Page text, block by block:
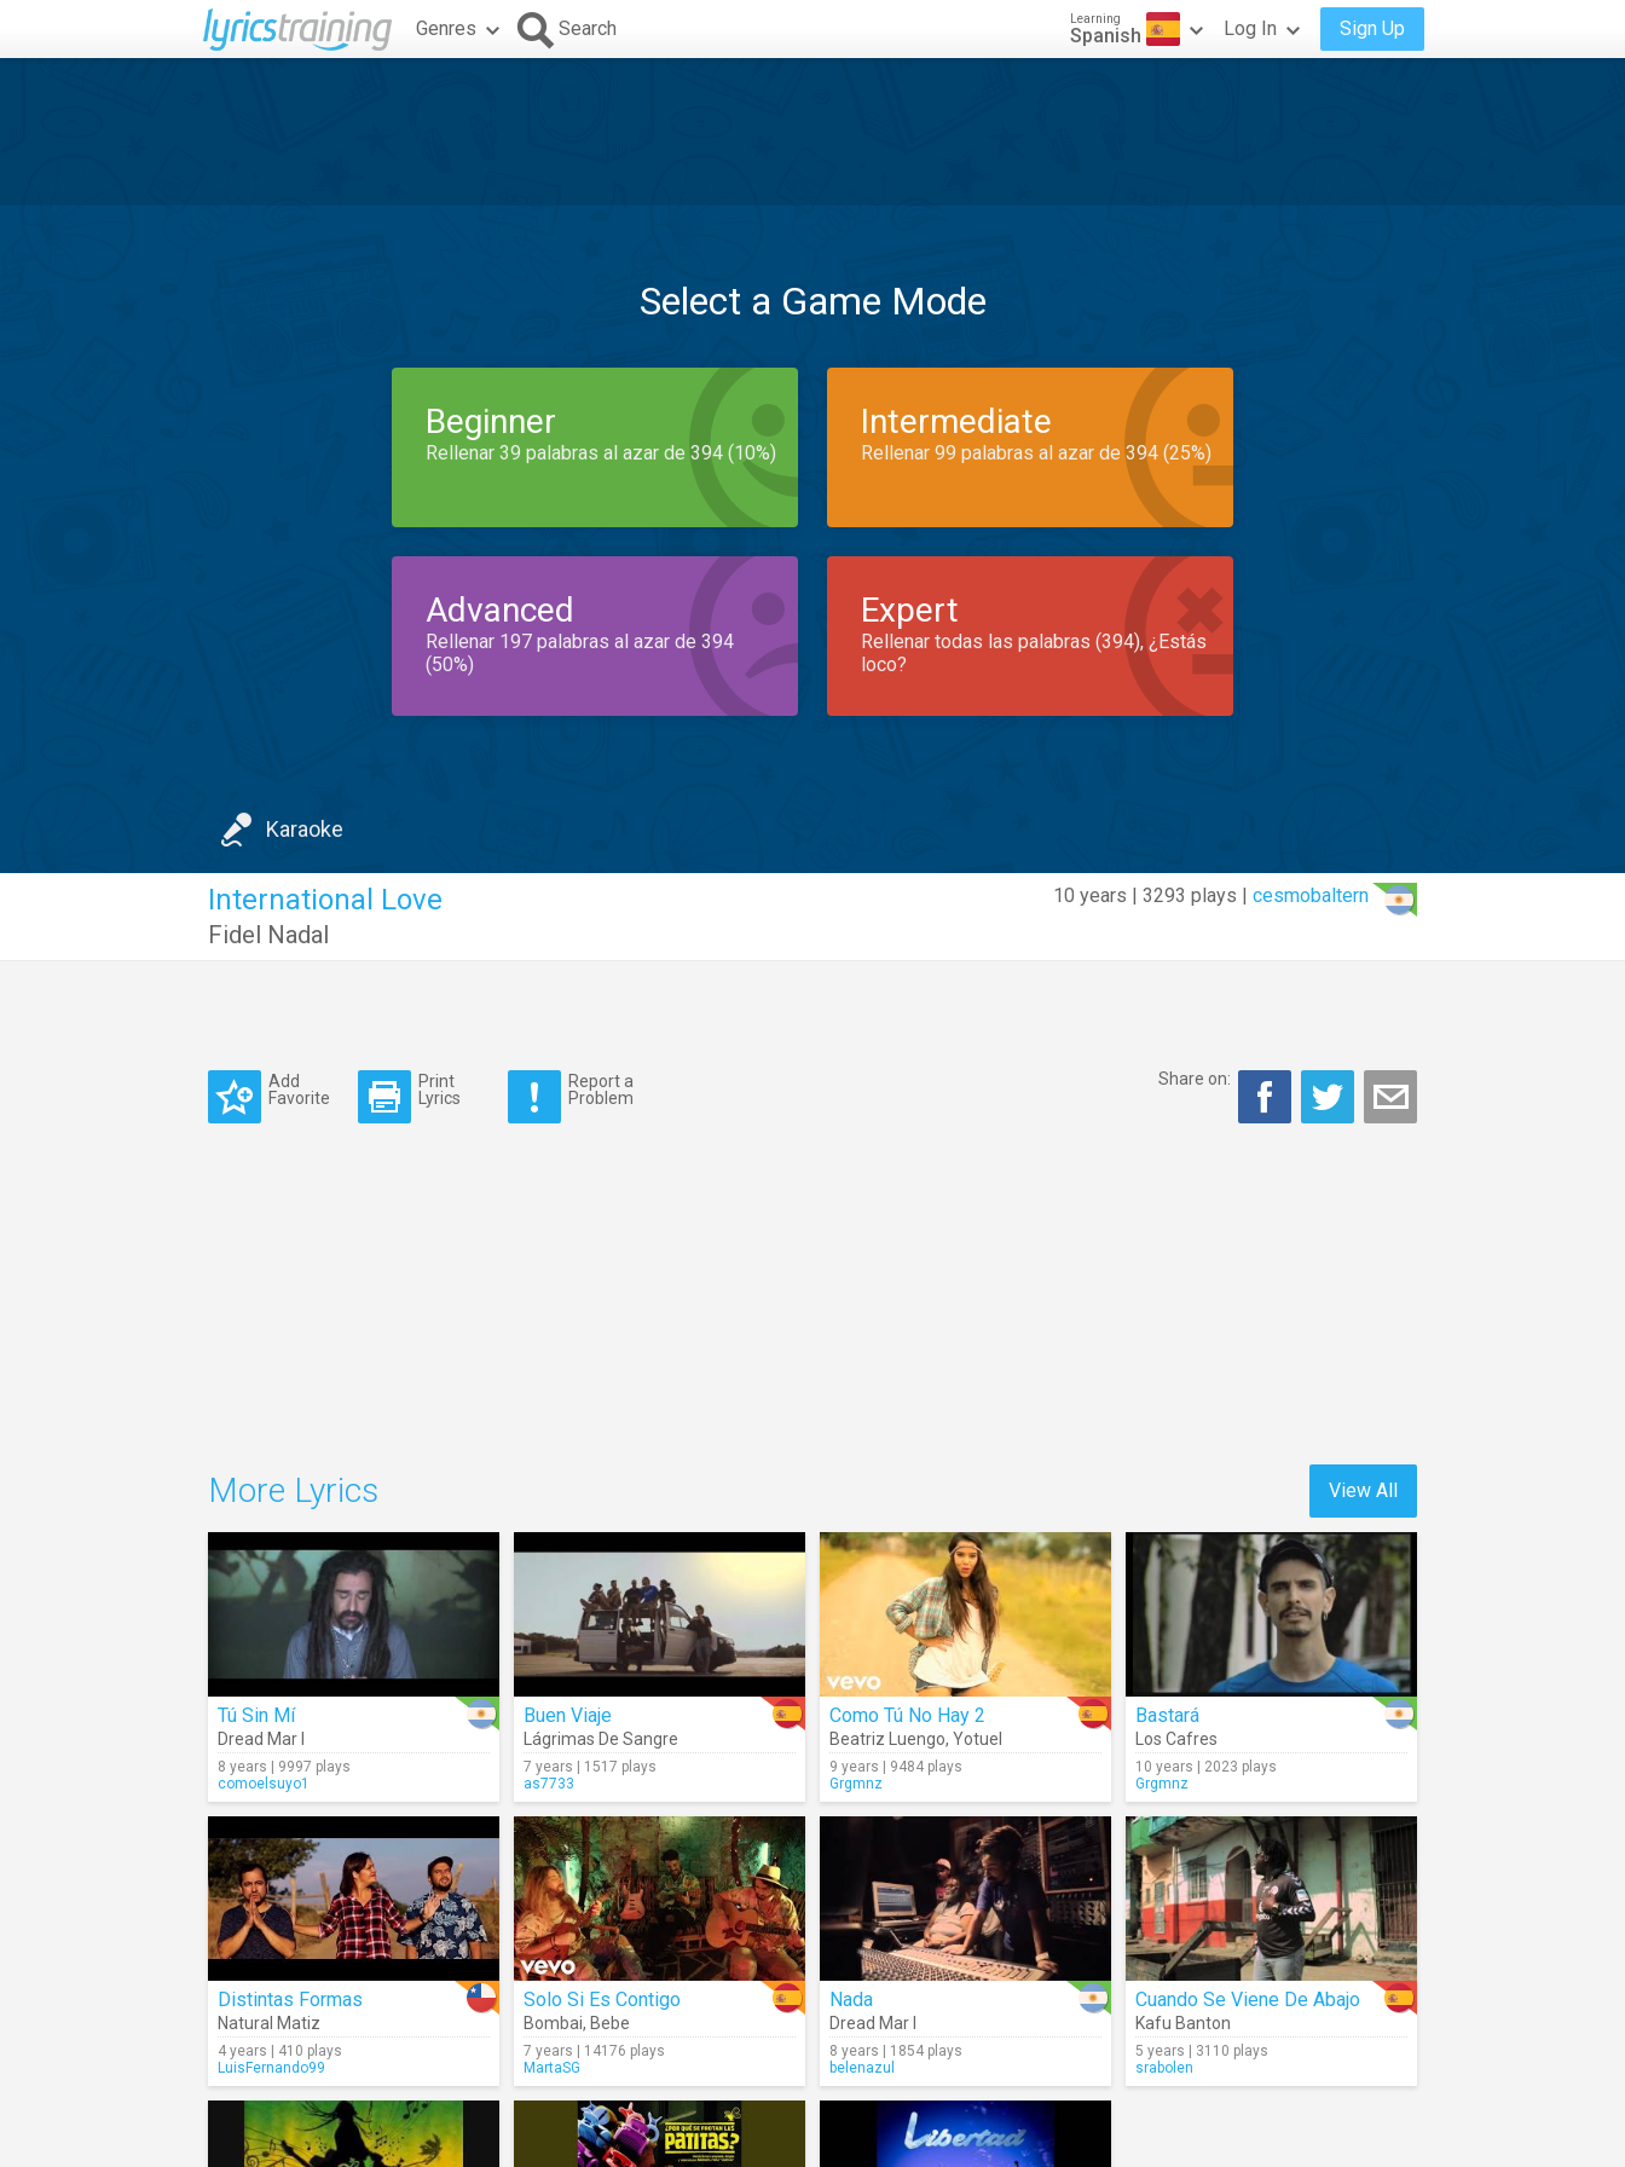
Genres Search Learning
Spanish Log In Sign Up
Select a Game Mode
Beginner
Rellenar 39 palabras al azar de 394 (10%)
Intermediate
Rellenar 99 palabras al azar de 394 (25%)
Advanced
Rellenar 197 palabras al azar de 394
(50%)
Expert
Rellenar todas las palabras (394), ¿Estás
loco?
Karaoke
10 years | 3293 plays | cesmobaltern
International Love
Fidel Nadal
Add
Favorite
Print
Lyrics
Report a
Problem
Share on:
View All
More Lyrics
Tú Sin Mí
Dread Mar I
8 years | 9997 plays
comoelsuyo1
Buen Viaje
Lágrimas De Sangre
7 years | 1517 plays
as7733
Como Tú No Hay 2
Beatriz Luengo, Yotuel
9 years | 9484 plays
Grgmnz
Bastará
Los Cafres
10 years | 2023 plays
Grgmnz
Distintas Formas
Natural Matiz
4 years | 410 plays
LuisFernando99
Solo Si Es Contigo
Bombai, Bebe
7 years | 14176 plays
MartaSG
Nada
Dread Mar I
8 years | 1854 plays
belenazul
Cuando Se Viene De Abajo
Kafu Banton
5 years | 3110 plays
srabolen